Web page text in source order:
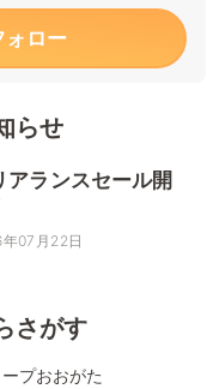
ォロー
らせ
アランスセール開
07月22日
さがす
プおおがた